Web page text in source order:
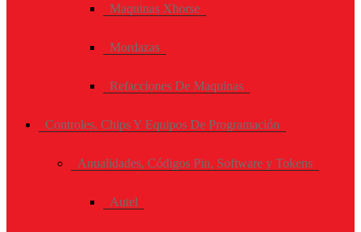
Maquinas Xhorse
Mordazas
Refacciones De Maquinas
Controles, Chips Y Equipos De Programación
Anualidades, Códigos Pin, Software y Tokens
Autel